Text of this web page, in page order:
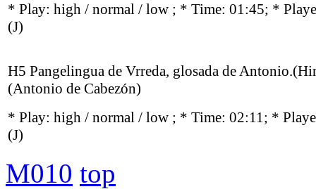
* Play: high / normal / low ; * Time: 01:45; *
(J)
H5 Pangelingua de Vrreda, glosada de
(Antonio de Cabezón)
* Play: high / normal / low ; * Time: 02:11; *
(J)
M010 top